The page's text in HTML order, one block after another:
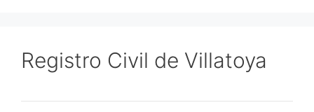
Registro Civil de Villatoya